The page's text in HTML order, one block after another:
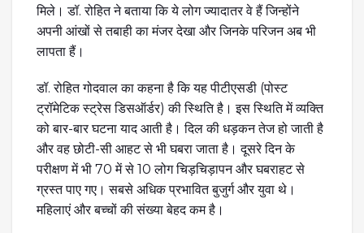
मिले। डॉ. रोहित ने बताया कि ये लोग ज्यादातर वे हैं जिन्होंने
अपनी आंखों से तबाही का मंजर देखा और जिनके परिजन अब भी
लापता हैं।
डॉ. रोहित गोदवाल का कहना है कि यह पीटीएसडी (पोस्ट
ट्रॉमेटिक स्ट्रेस डिसऑर्डर) की स्थिति है। इस स्थिति में व्यक्ति
को बार-बार घटना याद आती है। दिल की धड़कन तेज हो जाती है
और वह छोटी-सी आहट से भी घबरा जाता है। दूसरे दिन के
परीक्षण में भी 70 में से 10 लोग चिड़चिड़ापन और घबराहट से
ग्रस्त पाए गए। सबसे अधिक प्रभावित बुजुर्ग और युवा थे।
महिलाएं और बच्चों की संख्या बेहद कम है।